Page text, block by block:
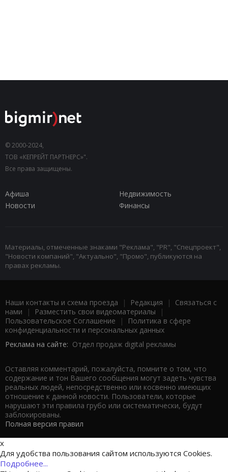
© 2000-2024,
ТОВ «КЕПРЕЙТ ПАРТНЕРС»".
Все права защищены.
Афиша
Недвижимость
Новости
Финансы
Материалы, отмеченные знаками "Реклама", "PR", "Спецпроект",
"Новости компаний", "Актуально", "Промо", публикуются на
правах рекламы.
Наши контакты и схема проезда | Редакция | Связаться с
нами | Разместить свои видеоматериалы |
Пользовательское Соглашение |
Политика в сфере
конфиденциальности и персональных данных
Реклама на сайте: Отдел продаж digital рекламы
Оставляя комментарий, пожалуйста, помните о том, что
содержание и тон Вашего сообщения могут задеть чувства
реальных людей, непосредственно или косвенно имеющих
отношение к данной новости. Пользователи, которые
нарушают эти правила грубо или систематически, будут
заблокированы.
Полная версия правил
x
Для удобства пользования сайтом используются Cookies.
Подробнее...